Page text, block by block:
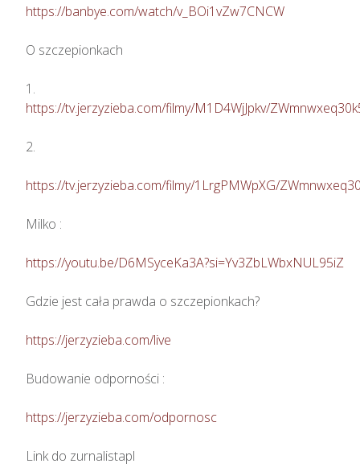
https://banbye.com/watch/v_BOi1vZw7CNCW
O szczepionkach
https://tv.jerzyzieba.com/filmy/M1D4WjJpkv/
2.
https://tv.jerzyzieba.com/filmy/1LrgPMWpXG/
Milko :
https://youtu.be/D6MSyceKa3A?si=Yv3ZbLWbxNUL95iZ
Gdzie jest cała prawda o szczepionkach?
https://jerzyzieba.com/live
Budowanie odporności :
https://jerzyzieba.com/odpornosc
Link do zurnalistapl